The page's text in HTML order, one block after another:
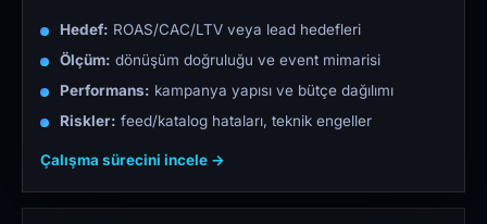
Hedef: ROAS/CAC/LTV veya lead hedefleri
Ölçüm: dönüşüm doğruluğu ve event mimarisi
Performans: kampanya yapısı ve bütçe dağılımı
Riskler: feed/katalog hataları, teknik engeller
Çalışma sürecini incele →